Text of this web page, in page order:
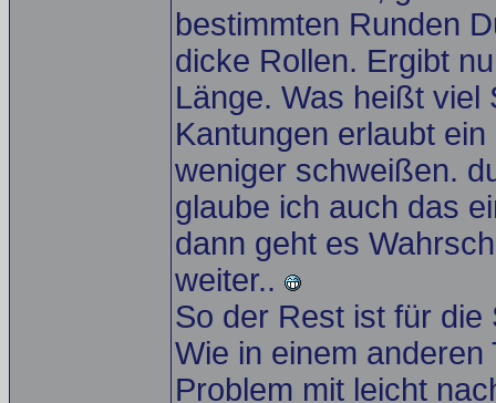
bestimmten Runden
dicke Rollen. Ergibt
Länge. Was heißt
Kantungen erlaubt
weniger schweißen.
glaube ich auch das
dann geht es
weiter..
So der Rest ist für
Wie in einem
Problem mit leicht